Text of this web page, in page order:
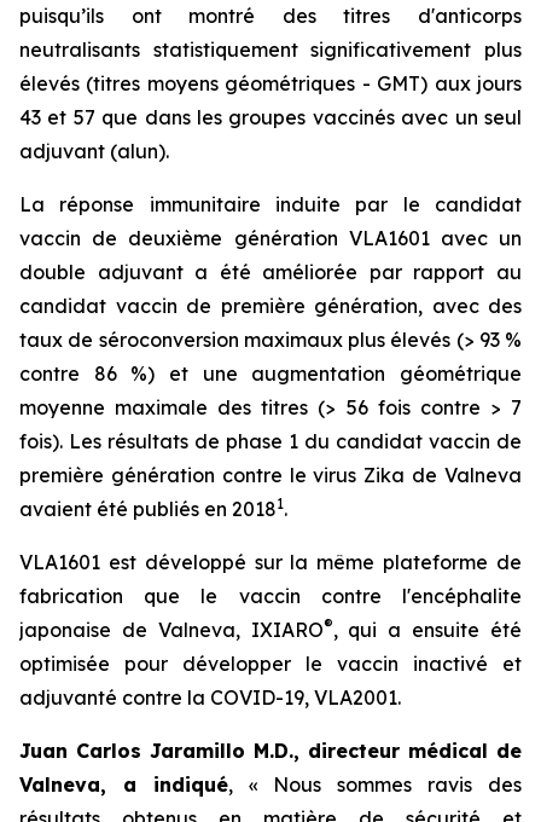
puisqu’ils ont montré des titres d'anticorps
neutralisants statistiquement significativement plus
élevés (titres moyens géométriques - GMT) aux jours
43 et 57 que dans les groupes vaccinés avec un seul
adjuvant (alun).
La réponse immunitaire induite par le candidat
vaccin de deuxième génération VLA1601 avec un
double adjuvant a été améliorée par rapport au
candidat vaccin de première génération, avec des
taux de séroconversion maximaux plus élevés (> 93 %
contre 86 %) et une augmentation géométrique
moyenne maximale des titres (> 56 fois contre > 7
fois). Les résultats de phase 1 du candidat vaccin de
première génération contre le virus Zika de Valneva
avaient été publiés en 20181.
VLA1601 est développé sur la même plateforme de
fabrication que le vaccin contre l'encéphalite
japonaise de Valneva, IXIARO®, qui a ensuite été
optimisée pour développer le vaccin inactivé et
adjuvanté contre la COVID-19, VLA2001.
Juan Carlos Jaramillo M.D., directeur médical de
Valneva, a indiqué, « Nous sommes ravis des